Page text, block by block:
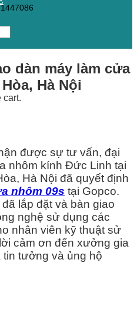
cart.
dàn máy làm cửa
Hà Nội
được sự tư vấn, đại
nhôm kính Đức Linh tại
Hà Nội đã quyết định
nhôm 09s tại Gopco.
lắp đặt và bàn giao
nghệ sử dụng các
nhân viên kỹ thuật sử
cảm ơn đến xưởng gia
tưởng và ủng hộ